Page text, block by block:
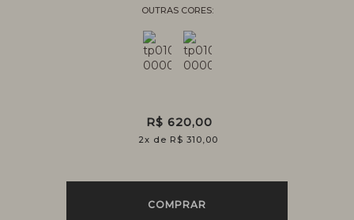
R$ 620,00
2x R$ 310,00
COMPRAR